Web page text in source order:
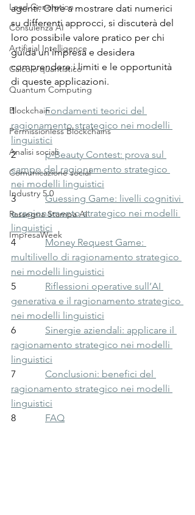
Lead Generation
Consulenza AI
Artificial Intelligence
Calcolo quantistico
Quantum Computing
Blockchain
Permissionless Blockchains
Analisi sociali
Comunicazione social
Industry 5.0
Rassegna Stampa AI
ImpresaWeek
agenti. Oltre a mostrare dati numerici
su differenti approcci, si discuterà del
loro possibile valore pratico per chi
guida un’impresa e desidera
comprendere i limiti e le opportunità
di queste applicazioni.
1 Fondamenti teorici del
ragionamento strategico nei modelli
linguistici
2 p-Beauty Contest: prova sul
campo del ragionamento strategico
nei modelli linguistici
3 Guessing Game: livelli cognitivi
e ragionamento strategico nei modelli
linguistici
4 Money Request Game:
multilivello di ragionamento strategico
nei modelli linguistici
5 Riflessioni operative sull’AI
generativa e il ragionamento strategico
nei modelli linguistici
6 Sinergie aziendali: applicare il
ragionamento strategico nei modelli
linguistici
7 Conclusioni: benefici del
ragionamento strategico nei modelli
linguistici
8 FAQ